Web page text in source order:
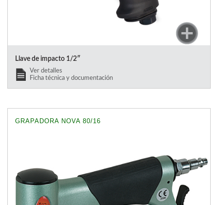
Llave de impacto 1/2″
Ver detalles
Ficha técnica y documentación
GRAPADORA NOVA 80/16